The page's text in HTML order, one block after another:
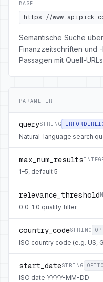
BASE
https://
Semantische Suche
Finanzzeitschriften und
Passagen mit Quell-
PARAMETER
querySTRING
Natural-language search
max_num_results
1–5, default 5
relevance_threshold
0.0–1.0 quality filter
country_codeSTRING
ISO country code (e.g. US,
start_dateSTRING
ISO date YYYY-MM-DD